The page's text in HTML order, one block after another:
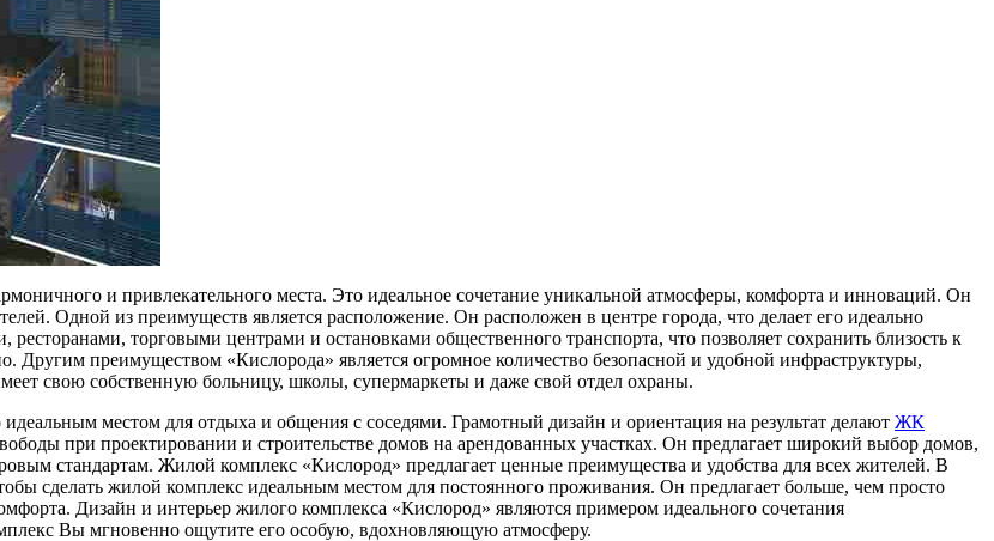
и привлекательного места. Это идеальное сочетание уникальной атмосферы, комфорта и инноваций. Он
Одной из преимуществ является расположение. Он расположен в центре города, что делает его идеально
торговыми центрами и остановками общественного транспорта, что позволяет сохранить близость к
Другим преимуществом «Кислорода» является огромное количество безопасной и удобной инфраструктуры,
свою собственную больницу, школы, супермаркеты и даже свой отдел охраны.
местом для отдыха и общения с соседями. Грамотный дизайн и ориентация на результат делают ЖК
при проектировании и строительстве домов на арендованных участках. Он предлагает широкий выбор домов,
стандартам. Жилой комплекс «Кислород» предлагает ценные преимущества и удобства для всех жителей. В
сделать жилой комплекс идеальным местом для постоянного проживания. Он предлагает больше, чем просто
Дизайн и интерьер жилого комплекса «Кислород» являются примером идеального сочетания
Вы мгновенно ощутите его особую, вдохновляющую атмосферу.